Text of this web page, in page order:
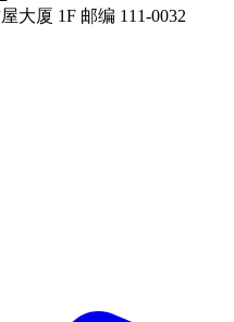
大厦 1F 邮编 111-0032